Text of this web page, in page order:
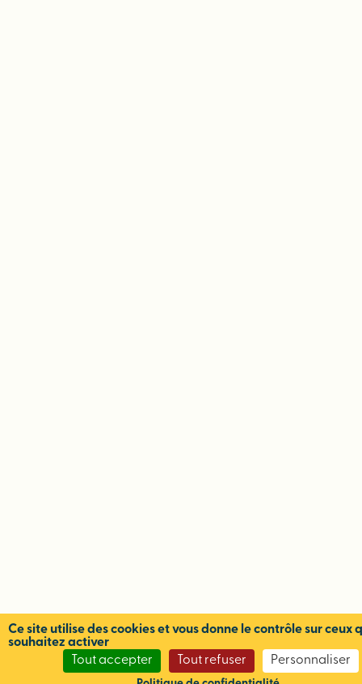
Ce site utilise des cookies et vous donne le contrôle sur ceux
souhaitez activer
Tout accepter
Tout refuser Personnaliser